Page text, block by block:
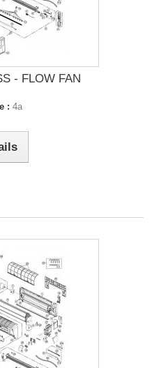
- FLOW FAN
: 4a